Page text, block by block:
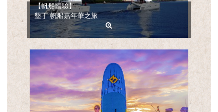
【帆船體驗】
墾丁 帆船嘉年華之旅